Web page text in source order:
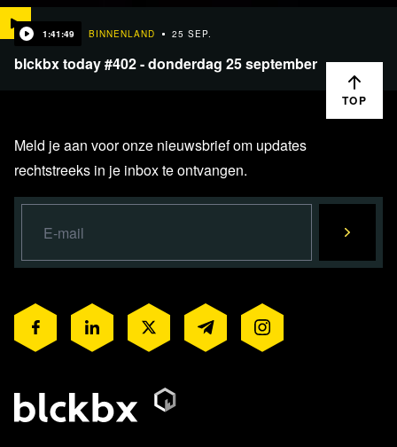
1:41:49 BINNENLAND 25 SEP.
blckbx today #402 - donderdag 25 september
TOP
Meld je aan voor onze nieuwsbrief om updates
rechtstreeks in je inbox te ontvangen.